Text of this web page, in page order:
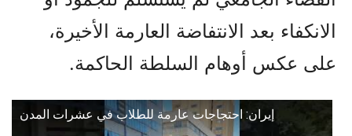
الانكفاء بعد الانتفاضة العارمة الأخيرة،
على عكس أوهام السلطة الحاكمة.
إيران: احتجاجات عارمة للطلاب في عشرات المدن